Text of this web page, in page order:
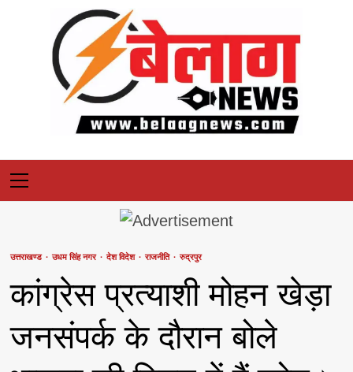
Primary
Menu
उत्तराखण्ड उधम सिंह नगर देश विदेश राजनीति रुद्रपुर
कांग्रेस प्रत्याशी मोहन खेड़ा
जनसंपर्क के दौरान बोले